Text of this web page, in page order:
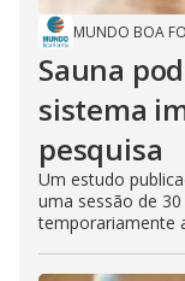
MUNDO BOA
Sauna
sistema
pesquisa
Um estudo
uma sessão de
temporariamente